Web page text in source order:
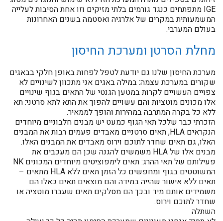
IGE מתפתחים כנגד גורמים בלתי מזיקים וזו אחת הסיבות לעלייה
המשמעותית במקרים של אלרגיה ואסטמה בשנים האחרונות
בעולם המערבי.
מחלת הסרטן ומערכת החיסון
מערכת החיסון שלנו גם יודעת לטפל לפחות באופן חלקי בבאגים
שקורים במערכת עצמה: במילה באגים אני מתכוון לשינויים לא
צפויים העשויים לקרות במטען הגנטי של התאים בגוף שינויים
אלו מכונים מוטציות והם עשויים להפוך את התא לתא סרטני: תא
ללא כל בקרה המתרבה במהירות והופך לממאיר.
הזכרתי כבר שלכל תאי הגוף כמעט יש מבנים חלבוניים מיוחדים
הנקראים HLA, תאים סרטניים מאבדים פעמים רבות את המבנים
האלו, גם תאים שחדר לתוכם וירוס מאבדים את המבנים האלו.
מבנים אלו של HLA משמשים להגנה שכן הם מעכבים את
פעילותם של תאי ההרג: תאים לימפוציטים מיוחדים המכונים NK
המשוטטים בגוף ומחפשים כל הזמן תאים ללא HLA מתאים –
תאים ללא אישור שהייה במידה והם מוצאים תאים כאלו הם
משמידים אותם מיד ובכך הם מסלקים תאים שעברו מוטציה או
שחדר לתוכם וירוס.
השתלה